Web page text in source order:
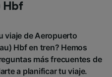
Hbf
viaje de Aeropuerto
Hbf en tren? Hemos
más frecuentes de
a planificar tu viaje.